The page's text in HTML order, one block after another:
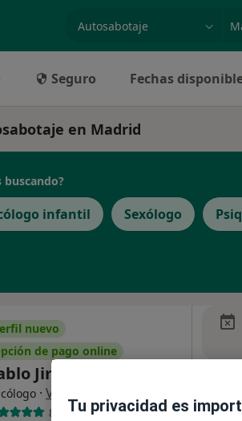
Seguro Fechas
en Madrid
buscando?
infantil Sexólogo
nuevo
de pago online
Jiménez Cores
· Ver más
8 opiniones
Tu privacidad es